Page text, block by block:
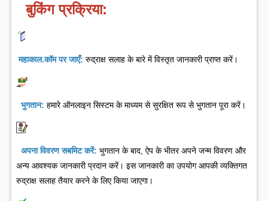
बुकिंग प्रक्रिया:
महाकाल.कॉम पर जाएँ: रुद्राक्ष सलाह के बारे में विस्तृत जानकारी प्राप्त करें।
भुगतान: हमारे ऑनलाइन सिस्टम के माध्यम से सुरक्षित रूप से भुगतान पूरा करें।
अपना विवरण सबमिट करें: भुगतान के बाद, ऐप के भीतर अपने जन्म विवरण और
अन्य आवश्यक जानकारी प्रदान करें। इस जानकारी का उपयोग आपकी व्यक्तिगत
रुद्राक्ष सलाह तैयार करने के लिए किया जाएगा।